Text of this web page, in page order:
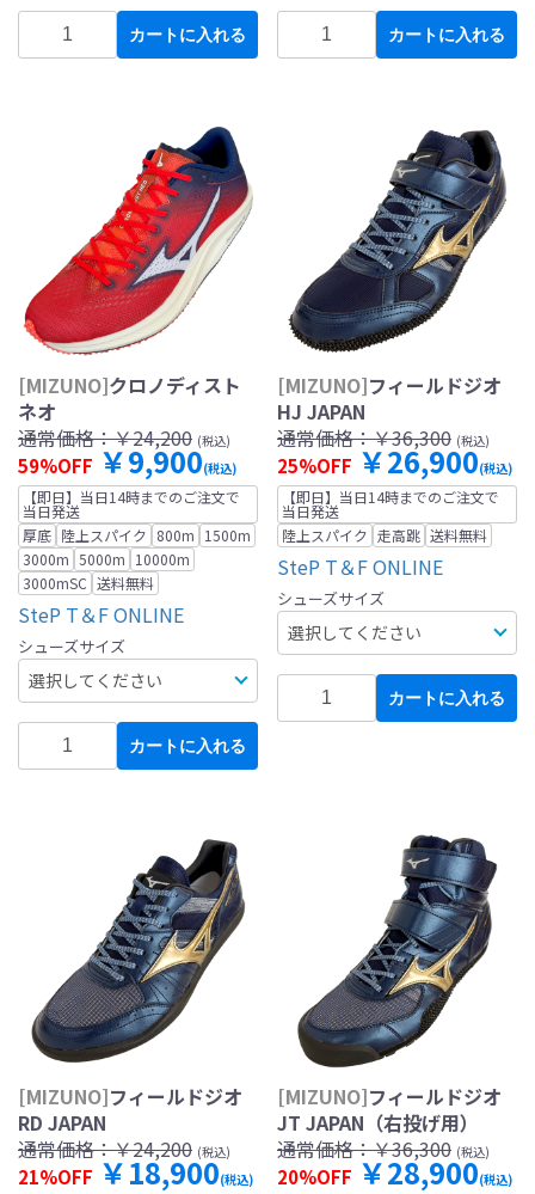
カートに入れる カートに入れる
[MIZUNO]クロノディスト
ネオ
通常価格：￥24,200 (税込)
59%OFF ￥9,900(税込)
【即日】当日14時までのご注文で
当日発送
厚底 陸上スパイク 800m 1500m
3000m 5000m 10000m
3000mSC 送料無料
SteP T＆F ONLINE
シューズサイズ
カートに入れる
[MIZUNO]フィールドジオ
HJ JAPAN
通常価格：￥36,300 (税込)
25%OFF ￥26,900(税込)
【即日】当日14時までのご注文で
当日発送
陸上スパイク 走高跳 送料無料
SteP T＆F ONLINE
シューズサイズ
カートに入れる
[MIZUNO]フィールドジオ
RD JAPAN
通常価格：￥24,200 (税込)
21%OFF ￥18,900(税込)
[MIZUNO]フィールドジオ
JT JAPAN（右投げ用）
通常価格：￥36,300 (税込)
20%OFF ￥28,900(税込)